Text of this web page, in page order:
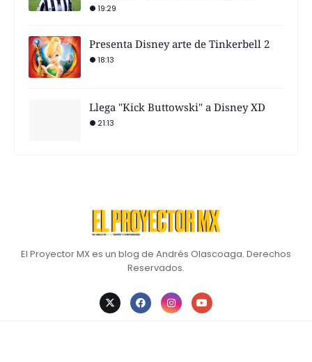
19:29
Presenta Disney arte de Tinkerbell 2
18:13
Llega "Kick Buttowski" a Disney XD
21:13
El Proyector MX es un blog de Andrés Olascoaga. Derechos
Reservados.